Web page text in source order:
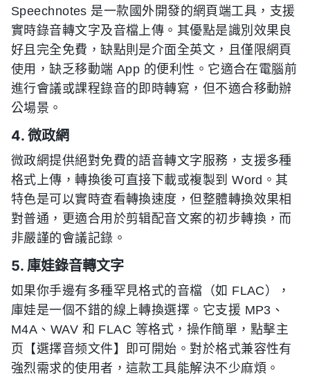
Speechnotes 是一款國外開發的網頁端工具，支援
實時錄音轉文字及音檔上傳。其優點是識別效果良
好且完全免費，缺點則是介面全英文，且僅限網頁
使用，缺乏移動端 App 的便利性。它適合在電腦前
進行會議或課程錄音的即時轉寫，但不適合移動辦
公場景。
4. 微政網
微政網提供絕對免費的語音轉文字服務，支援多種
格式上傳，轉換後可直接下載或複製到 Word。其
特色是可以實時查看轉換速度，但整體轉換效果相
對普通，更適合用於剪辑配音文案的初步轉換，而
非嚴謹的會議記錄。
5. 庫娃錄音轉文字
如果你手邊有多種罕見格式的音檔（如 FLAC），
庫娃是一個不錯的線上轉換選擇。它支援 MP3、
M4A、WAV 和 FLAC 等格式，操作簡單，點擊主
页【選擇音频文件】即可開始。對於格式兼容性有
強烈需求的使用者，這款工具能解決不少麻煩。